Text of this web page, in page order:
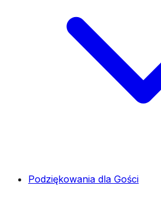
Podziękowania dla Gości